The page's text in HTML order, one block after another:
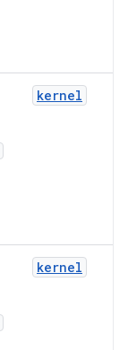
kernel
kernel